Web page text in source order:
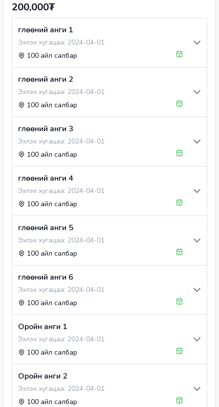
200,000₮
Өглөөний анги 1
Эхлэх хугацаа: 2024-04-01
100 айл салбар
Өглөөний анги 2
Эхлэх хугацаа: 2024-04-01
100 айл салбар
Өглөөний анги 3
Эхлэх хугацаа: 2024-04-01
100 айл салбар
Өглөөний анги 4
Эхлэх хугацаа: 2024-04-01
100 айл салбар
Өглөөний анги 5
Эхлэх хугацаа: 2024-04-01
100 айл салбар
Өглөөний анги 6
Эхлэх хугацаа: 2024-04-01
100 айл салбар
Оройн анги 1
Эхлэх хугацаа: 2024-04-01
100 айл салбар
Оройн анги 2
Эхлэх хугацаа: 2024-04-01
100 айл салбар